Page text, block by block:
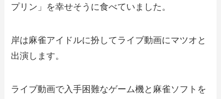
プリン」を幸せそうに食べていました。
岸は麻雀アイドルに扮してライブ動画にマツオと
出演します。
ライブ動画で入手困難なゲーム機と麻雀ソフトを